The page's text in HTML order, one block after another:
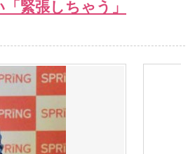
緊張しちゃう」